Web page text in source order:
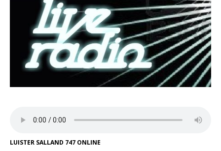
LUISTER SALLAND 747 ONLINE